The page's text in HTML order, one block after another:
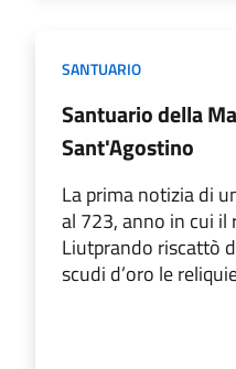
SANTUARIO
Santuario della
Sant'Agostino
La prima notizia di
al 723, anno in cui il
Liutprando riscattò
scudi d’oro le